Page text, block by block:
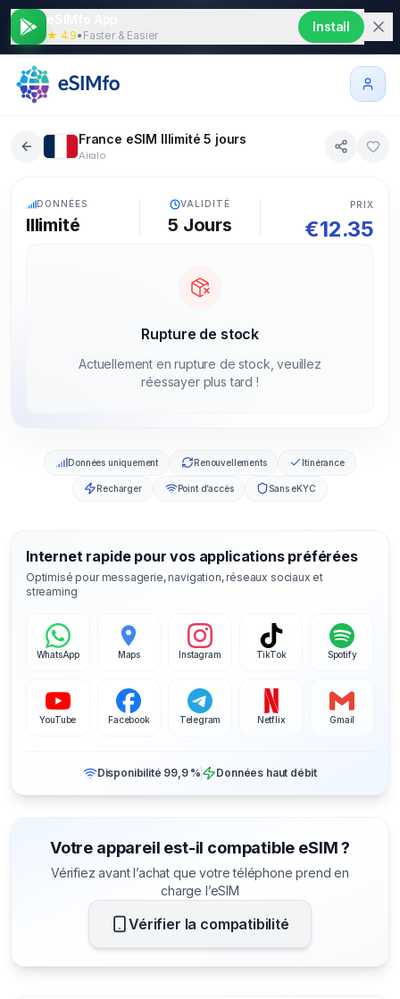
★ 4.9• Faster & Easier
Install
France eSIM Illimité 5 jours
Airalo
DONNÉES
Illimité
VALIDITÉ
5 Jours
PRIX
€12.35
Rupture de stock
Actuellement en rupture de stock, veuillez
réessayer plus tard !
Données uniquement Renouvellements Itinérance
Recharger Point d’accès Sans eKYC
Internet rapide pour vos applications préférées
Optimisé pour messagerie, navigation, réseaux sociaux et
streaming
WhatsApp Maps Instagram TikTok Spotify
YouTube Facebook Telegram Netflix Gmail
Disponibilité 99,9 % Données haut débit
Votre appareil est-il compatible eSIM ?
Vérifiez avant l’achat que votre téléphone prend en
charge l’eSIM
Vérifier la compatibilité